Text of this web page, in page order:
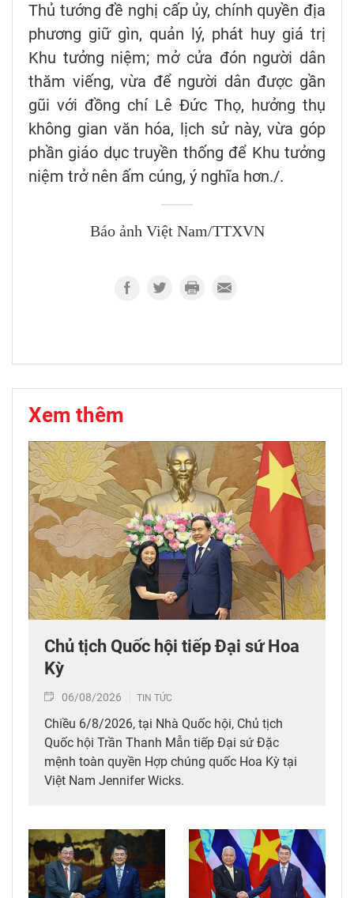
Thủ tướng đề nghị cấp ủy, chính quyền địa
phương giữ gìn, quản lý, phát huy giá trị
Khu tưởng niệm; mở cửa đón người dân
thăm viếng, vừa để người dân được gần
gũi với đồng chí Lê Đức Thọ, hưởng thụ
không gian văn hóa, lịch sử này, vừa góp
phần giáo dục truyền thống để Khu tưởng
niệm trở nên ấm cúng, ý nghĩa hơn./.
Báo ảnh Việt Nam/TTXVN
Xem thêm
Chủ tịch Quốc hội tiếp Đại sứ Hoa
Kỳ
06/08/2026 TIN TỨC
Chiều 6/8/2026, tại Nhà Quốc hội, Chủ tịch
Quốc hội Trần Thanh Mẫn tiếp Đại sứ Đặc
mệnh toàn quyền Hợp chúng quốc Hoa Kỳ tại
Việt Nam Jennifer Wicks.